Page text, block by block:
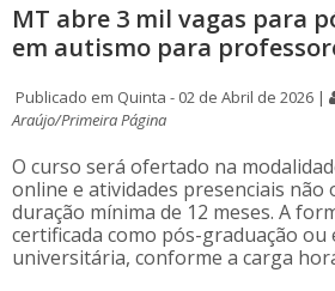
MT abre 3 mil vagas para
em autismo para
Publicado em Quinta - 02 de Abril de 2026 |
Araújo/Primeira Página
O curso será ofertado na
online e atividades presenciais
duração mínima de 12 meses. A
certificada como pós-graduação ou
universitária, conforme a carga